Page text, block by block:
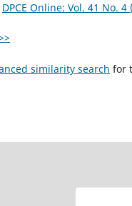
DPCE Online: Vol. 41 No.
similarity search for